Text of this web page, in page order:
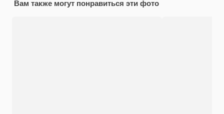
Вам также могут понравиться эти фото